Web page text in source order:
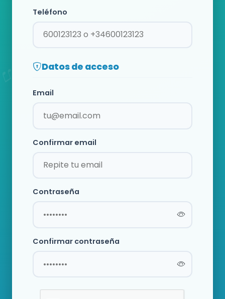
Teléfono
Datos de acceso
Email
Confirmar email
Contraseña
Confirmar contraseña